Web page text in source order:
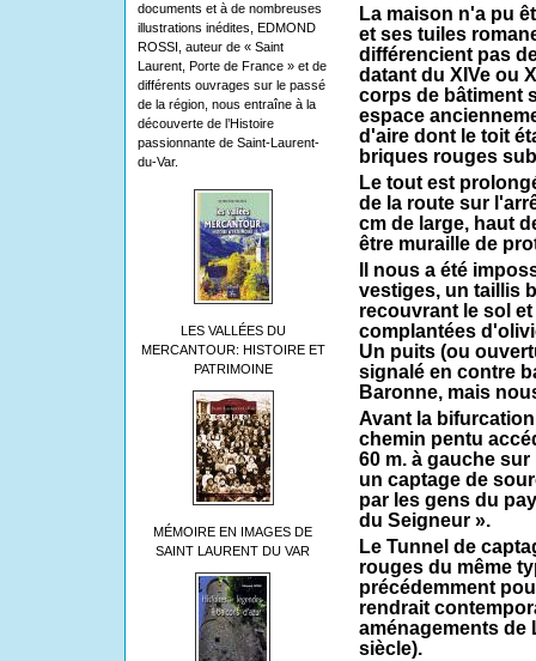
documents et à de nombreuses
illustrations inédites, EDMOND
ROSSI, auteur de « Saint
Laurent, Porte de France » et de
différents ouvrages sur le passé
de la région, nous entraîne à la
découverte de l’Histoire
passionnante de Saint-Laurent-
du-Var.
LES VALLÉES DU
MERCANTOUR: HISTOIRE ET
PATRIMOINE
MÉMOIRE EN IMAGES DE
SAINT LAURENT DU VAR
La maison n'a pu
et ses tuiles
différencient pas
datant du XIVe ou
corps de bâtiment
espace
d'aire dont le toit
briques rouges
Le tout est
de la route sur
cm de large, haut
être muraille de
Il nous a été
vestiges, un taillis
recouvrant le sol
complantées
Un puits (ou
signalé en contre
Baronne, mais
Avant la
chemin pentu
60 m. à gauche
un captage de
par les gens du
du Seigneur ».
Le Tunnel de
rouges du même
précédemment
rendrait
aménagements de
siècle).